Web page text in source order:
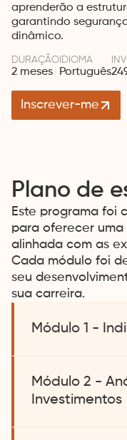
aprenderão a
garantindo
dinâmico.
DURAÇÃO
2 meses
IDIOMA
Português
Inscrever-me
Plano de
Este programa foi
para oferecer
alinhada com as
Cada módulo foi
seu
sua carreira.
Módulo 1 -
financeiros
empresarial.
como liquidez,
Módulo 2 -
Investimentos